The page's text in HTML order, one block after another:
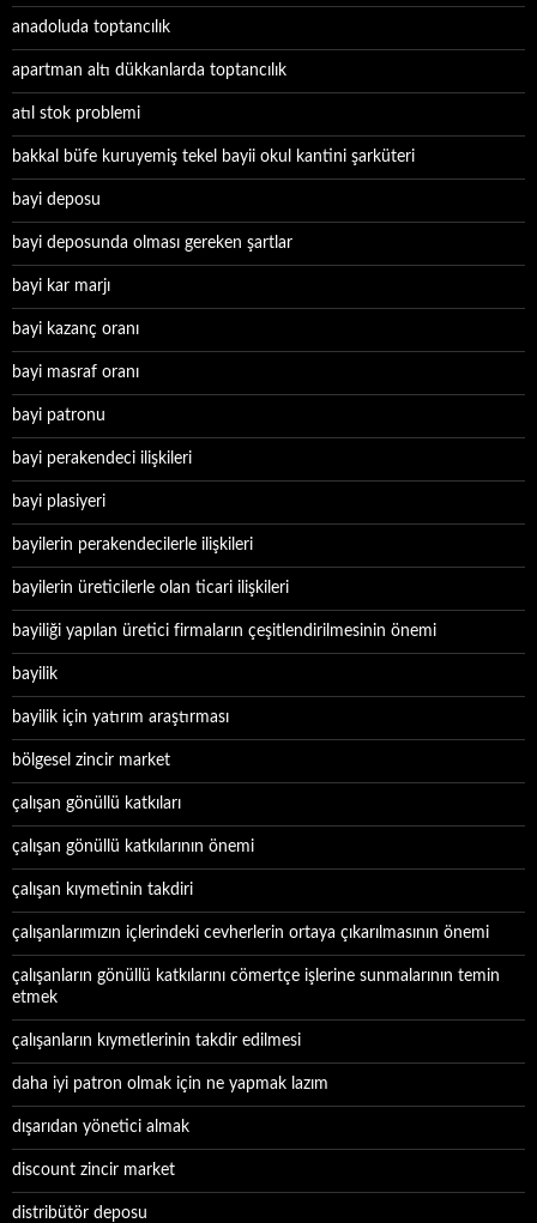
anadoluda toptancılık
apartman altı dükkanlarda toptancılık
atıl stok problemi
bakkal büfe kuruyemiş tekel bayii okul kantini şarküteri
bayi deposu
bayi deposunda olması gereken şartlar
bayi kar marjı
bayi kazanç oranı
bayi masraf oranı
bayi patronu
bayi perakendeci ilişkileri
bayi plasiyeri
bayilerin perakendecilerle ilişkileri
bayilerin üreticilerle olan ticari ilişkileri
bayiliği yapılan üretici firmaların çeşitlendirilmesinin önemi
bayilik
bayilik için yatırım araştırması
bölgesel zincir market
çalışan gönüllü katkıları
çalışan gönüllü katkılarının önemi
çalışan kıymetinin takdiri
çalışanlarımızın içlerindeki cevherlerin ortaya çıkarılmasının önemi
çalışanların gönüllü katkılarını cömertçe işlerine sunmalarının temin
etmek
çalışanların kıymetlerinin takdir edilmesi
daha iyi patron olmak için ne yapmak lazım
dışarıdan yönetici almak
discount zincir market
distribütör deposu